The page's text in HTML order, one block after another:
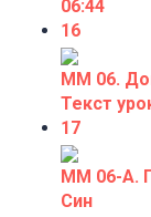
06:44
16
ММ 06.
Текст
17
ММ 06-А.
Син